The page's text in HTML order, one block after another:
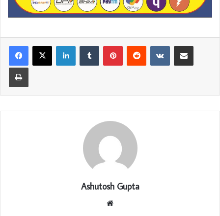
LinkedInTumblr PinterestReddit VKontakteShare via Email
Print
Ashutosh Gupta